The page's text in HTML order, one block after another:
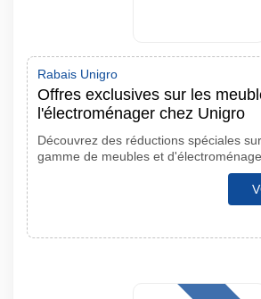
Rabais Unigro
Offres exclusives sur les
l'électroménager chez Unigro
Découvrez des réductions spéciales
gamme de meubles et